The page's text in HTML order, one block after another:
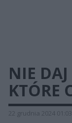
NIE
KTÓRE
22 grudnia 2024 01:03